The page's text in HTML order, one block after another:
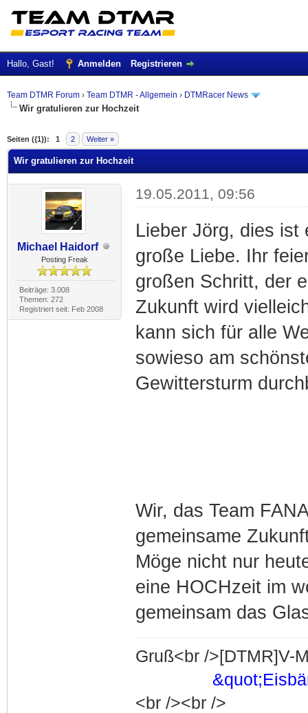
Hallo, Gast! Anmelden Registrieren
Team DTMR Forum › Team DTMR - Allgemein › DTMRacer News
Wir gratulieren zur Hochzeit
Seiten ({1}): 1 2 Weiter »
Durchschnitt
Wir gratulieren zur Hochzeit
Michael Haidorf
Posting Freak
Beiträge: 3.008
Themen: 272
Registriert seit: Feb 2008
19.05.2011, 09:56
Lieber Jörg, dies ist
große Liebe. Ihr
großen Schritt, der
Zukunft wird
kann sich für alle
sowieso am
Gewittersturm
Wir, das Team
gemeinsame
Möge nicht nur
eine HOCHzeit im
gemeinsam das
Gruß<br />[DTMR]V-
<br /><br />